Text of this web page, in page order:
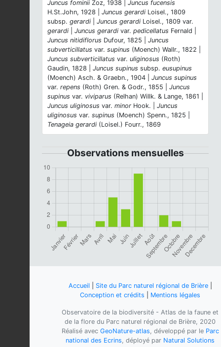
Juncus fominii Zoz, 1938 | Juncus fucensis
H.St.John, 1928 | Juncus gerardi Loisel., 1809
subsp. gerardi Juncus gerardi Loisel., 1809 var.
gerardi
Juncus gerardi var. pedicellatus Fernald |
Juncus nitidiflorus Dufour, 1825 | Juncus
subverticillatus var. supinus (Moench) Wallr., 1822 |
Juncus subverticillatus var. uliginosus (Roth)
Gaudin, 1828 | Juncus supinus subsp. eusupinus
(Moench) Asch. & Graebn., 1904 | Juncus supinus
var. repens (Roth) Gren. & Godr., 1855 | Juncus
supinus var. viviparus (Relhan) Willk. & Lange, 1861 |
Juncus uliginosus var. minor Hook. | Juncus
uliginosus var. supinus (Moench) Spenn., 1825 |
Tenageia gerardi (Loisel.) Fourr., 1869
Observations mensuelles
Accueil Site du Parc naturel régional de Brière|
Conception et crédits
Mentions légales
Observatoire de la biodiversité - Atlas de la faune et
de la flore du Parc naturel régional de Brière, 2020
Réalisé avec GeoNature-atlas, développé par le Parc
national des Ecrins, déployé par Natural Solutions